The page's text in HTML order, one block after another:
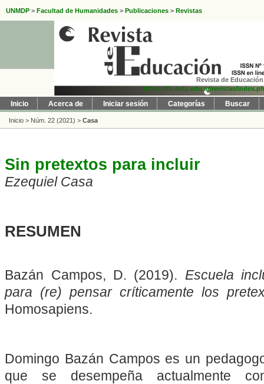
UNMDP > Facultad de Humanidades > Publicaciones > Revistas
Revista de
https://fh.mdp.edu.ar/revistas/
Inicio Acerca de Iniciar sesión Categorías Buscar
Inicio > Núm. 22 (2021) > Casa
Sin pretextos para incluir
Ezequiel Casa
RESUMEN
Bazán Campos, D. (2019). Escuela
para (re) pensar críticamente los
Homosapiens.
Domingo Bazán Campos es un
que se desempeña actualmente